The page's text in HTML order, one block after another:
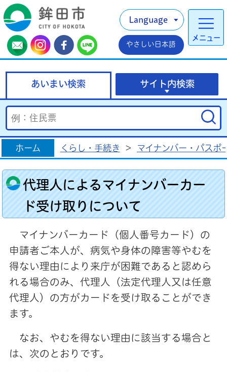
メニュー
Language
やさしい日本語
あいまい検索 サイト内検索
ホーム くらし・手続き > マイナンバー・パスポ
代理人によるマイナンバーカー
ド受け取りについて
マイナンバーカード（個人番号カード）の
申請者ご本人が、病気や身体の障害等やむを
得ない理由により来庁が困難であると認めら
れる場合のみ、代理人（法定代理人又は任意
代理人）の方がカードを受け取ることができ
ます。
なお、やむを得ない理由に該当する場合と
は、次のとおりです。